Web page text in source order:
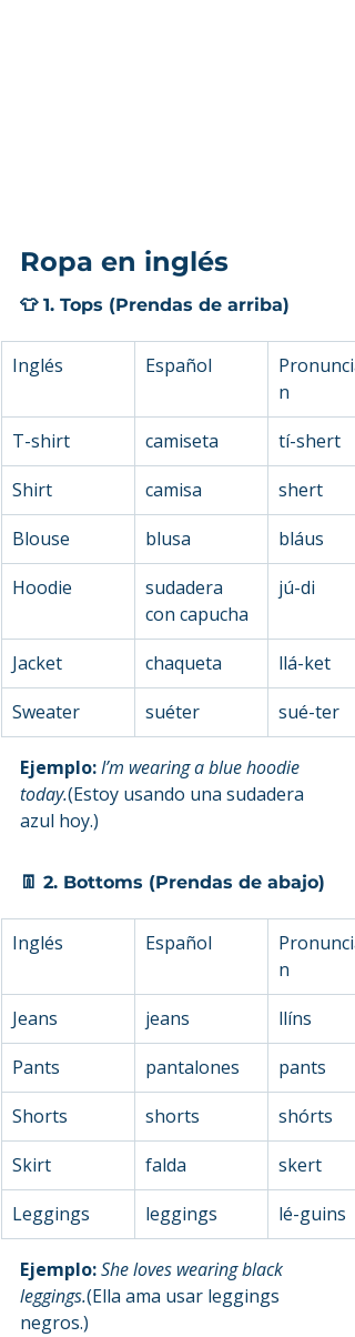
Ropa en inglés
👕 1. Tops (Prendas de arriba)
Inglés Español
n
T-shirt
camiseta
tí-shert
Shirt
camisa
shert
Blouse
blusa
bláus
Hoodie
sudadera
con capucha
jú-di
Jacket chaqueta
llá-ket
Sweater
suéter sué-ter
Ejemplo: I’m wearing a blue hoodie
today.(Estoy usando una sudadera
azul hoy.)
👖 2. Bottoms (Prendas de abajo)
Inglés Español
n
Jeans
jeans
llíns
Pants
pantalones
pants
Shorts
shorts
shórts
Skirt
falda
skert
Leggings
leggings lé-guins
Ejemplo: She loves wearing black
leggings.(Ella ama usar leggings
negros.)